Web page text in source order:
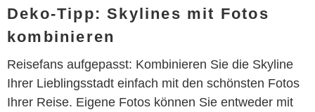
Deko-Tipp: Skylines mit Fotos
kombinieren
Reisefans aufgepasst: Kombinieren Sie die Skyline
Ihrer Lieblingsstadt einfach mit den schönsten Fotos
Ihrer Reise. Eigene Fotos können Sie entweder mit